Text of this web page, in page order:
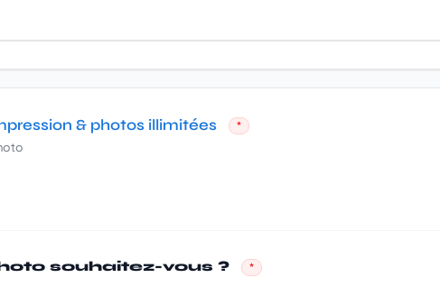
& photos illimitées *
souhaitez-vous ? *